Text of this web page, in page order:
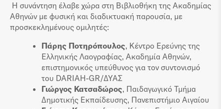
Η συνάντηση έλαβε χώρα στη Βιβλιοθήκη της Ακαδημίας
Αθηνών με φυσική και διαδικτυακή παρουσία, με
προσκεκλημένους ομιλητές:
Πάρης Ποτηρόπουλος, Κέντρο Ερεύνης της
Ελληνικής Λαογραφίας, Ακαδημία Αθηνών,
επιστημονικός υπεύθυνος για τον συντονισμό
του DARIAH-GR/ΔΥΑΣ
Γιώργος Κατσαδώρος, Παιδαγωγικό Τμήμα
Δημοτικής Εκπαίδευσης, Πανεπιστήμιο Αιγαίου